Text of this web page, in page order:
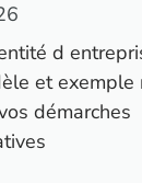
d
et exemple
démarches